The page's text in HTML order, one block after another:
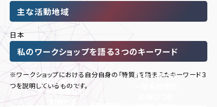
主な活動地域
日本
私のワークショップを語る３つのキーワード
※ワークショップにおける自分自身の「特質」を踏まえたキーワード３
つを説明しているものです。
体験し気づく、
気づきを楽しむ
・面白がる
体験ー気づき